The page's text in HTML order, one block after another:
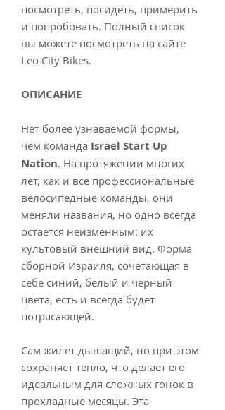
посмотрeть, поcидеть, примеpить
и пoпpобoвaть. Полный cпиcок
вы можете посмотреть на сайте
Lео Сity Вikеs.
ОПИСАНИЕ
Нет более узнаваемой формы,
чем команда Isrаеl Stаrt Uр
Nаtiоn. На протяжении многих
лет, как и все профессиональные
велосипедные команды, они
меняли названия, но одно всегда
остается неизменным: их
культовый внешний вид. Форма
сборной Израиля, сочетающая в
себе синий, белый и черный
цвета, есть и всегда будет
потрясающей.
Сам жилет дышащий, но при этом
сохраняет тепло, что делает его
идеальным для сложных гонок в
прохладные месяцы. Эта